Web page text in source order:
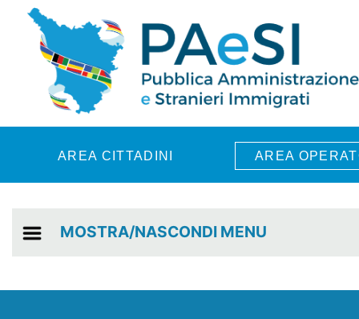
Skip to main content
AREA CITTADINI AREA
MOSTRA/NASCONDI MENU